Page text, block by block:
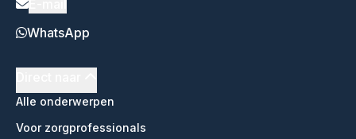
WhatsApp
Alle onderwerpen
Voor zorgprofessionals